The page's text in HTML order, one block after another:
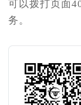
可以拨打页面
务。